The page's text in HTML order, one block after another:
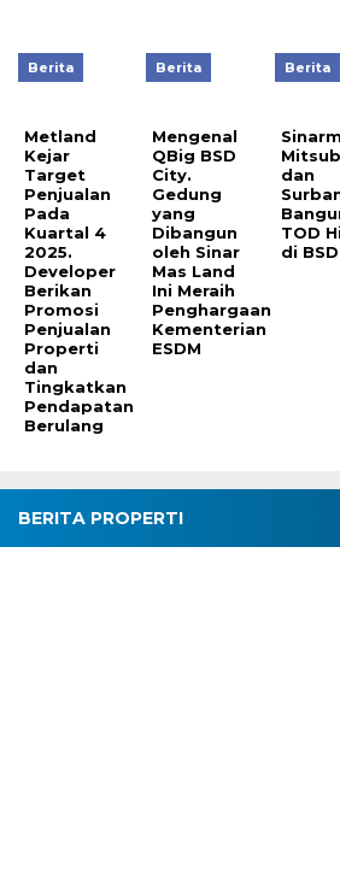
Berita
Metland
Kejar
Target
Penjualan
Pada
Kuartal 4
2025.
Developer
Berikan
Promosi
Penjualan
Properti
dan
Tingkatkan
Pendapatan
Berulang
Berita
Mengenal
QBig BSD
City.
Gedung
yang
Dibangun
oleh Sinar
Mas Land
Ini Meraih
Penghargaan
Kementerian
ESDM
Berita
dan
TOD
di
BERITA PROPERTI